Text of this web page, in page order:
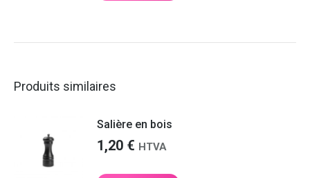
Produits similaires
Salière en bois
1,20 € HTVA